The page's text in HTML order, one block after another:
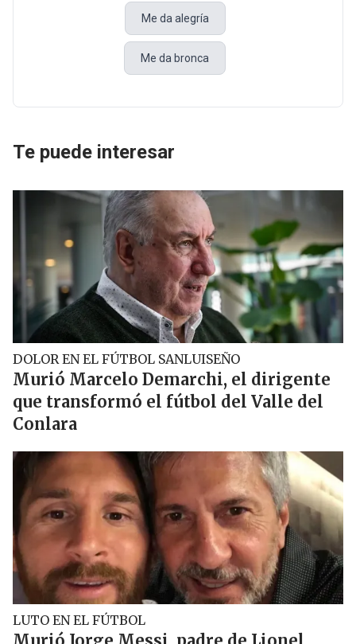
Me da alegría
Me da bronca
Te puede interesar
DOLOR EN EL FÚTBOL SANLUISEÑO
Murió Marcelo Demarchi, el dirigente
que transformó el fútbol del Valle del
Conlara
LUTO EN EL FÚTBOL